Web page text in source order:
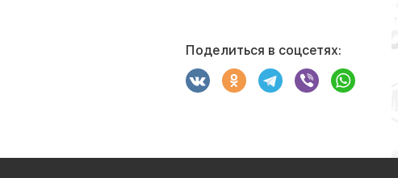
Поделиться в соцсетях: